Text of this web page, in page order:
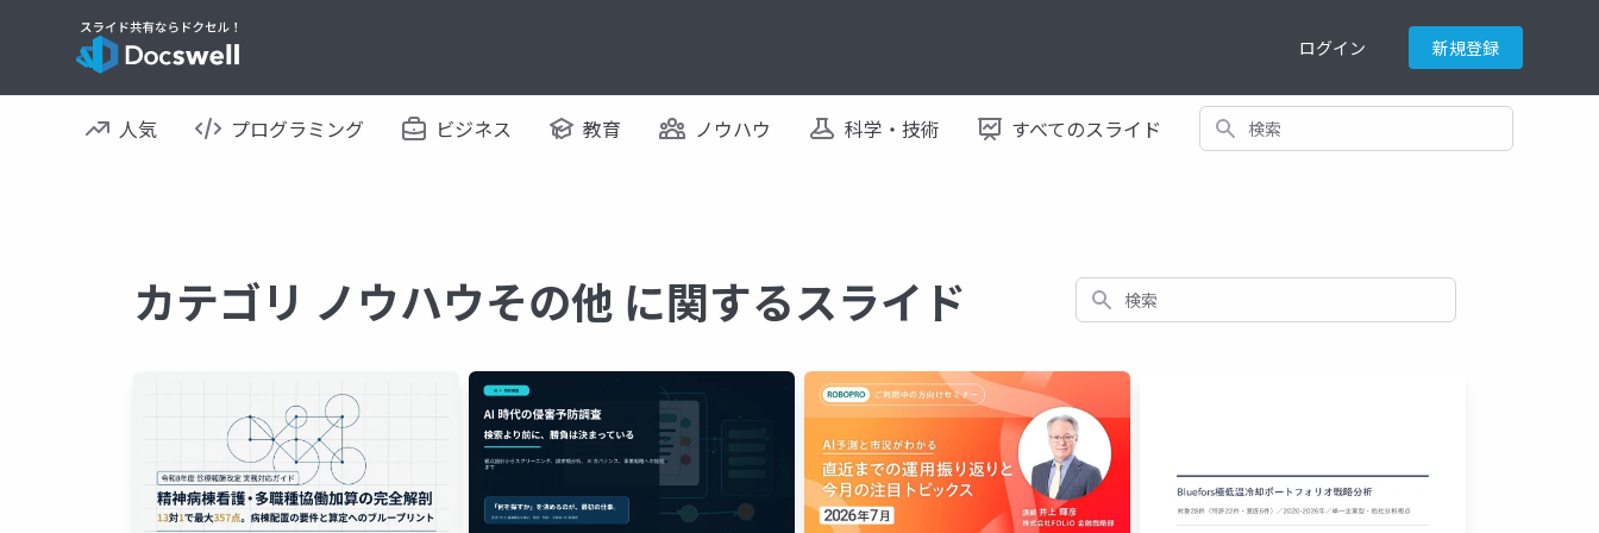
ログイン 新規登録
人気 プログラミング ビジネス 教育 ノウハウ 科学・技術 すべてのスライド 検索
カテゴリ ノウハウその他 に関するスライド 検索